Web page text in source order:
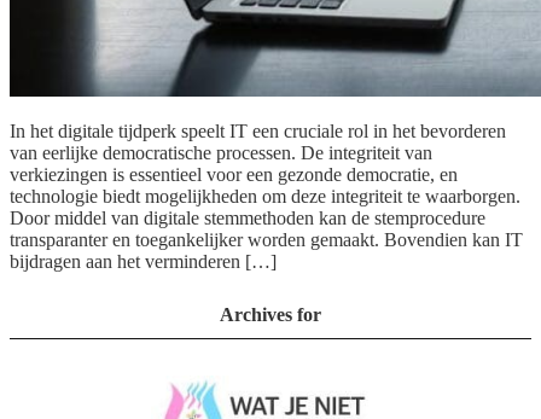
In het digitale tijdperk speelt IT een cruciale rol in het bevorderen
van eerlijke democratische processen. De integriteit van
verkiezingen is essentieel voor een gezonde democratie, en
technologie biedt mogelijkheden om deze integriteit te waarborgen.
Door middel van digitale stemmethoden kan de stemprocedure
transparanter en toegankelijker worden gemaakt. Bovendien kan IT
bijdragen aan het verminderen […]
Archives for